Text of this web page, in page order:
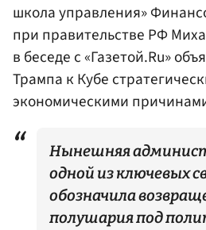
школа управления»
при правительстве РФ
в беседе с «Газетой.Ru»
Трампа к Кубе
экономическими
Нынешняя
одной из ключевых
обозначила
полушария под